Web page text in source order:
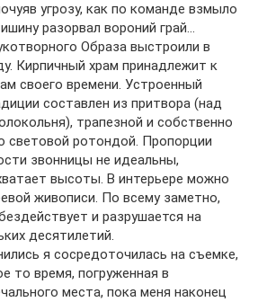
угрозу, как по команде взмыло
разорвал вороний грай…
Образа выстроили в
Кирпичный храм принадлежит к
своего времени. Устроенный
составлен из притвора (над
трапезной и собственно
световой ротондой. Пропорции
звонницы не идеальны,
высоты. В интерьере можно
живописи. По всему заметно,
и разрушается на
десятилетий.
я сосредоточилась на съемке,
то время, погруженная в
места, пока меня наконец